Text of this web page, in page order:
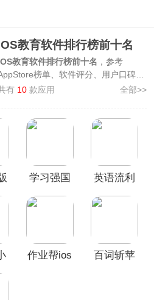
教育软件排行榜前十名
教育软件排行榜前十名 ，参考
榜单、软件评分、用户口碑等
素综合整理制作而来，上榜的软件有
笔、学习强国、流利说
，快来看看你常
荐十款好用的iOS教育类APP，如果
于该榜单您有更好的建议，欢迎在评
有 10 款应用 全部>>
学习强国
英语流利
作业帮ios
百词斩苹